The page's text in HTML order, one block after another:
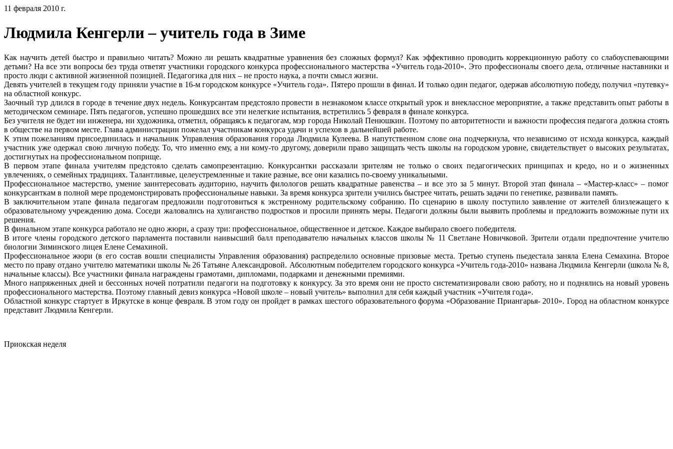
11 февраля 2010 г.
Людмила Кенгерли – учитель года в Зиме
Как научить детей быстро и правильно читать? Можно ли решать квадратные уравнения без сложных формул? Как эффективно проводить коррекционную работу со слабоуспевающими
детьми? На все эти вопросы без труда ответят участники городского конкурса профессионального мастерства «Учитель года-2010». Это профессионалы своего дела, отличные наставники и
просто люди с активной жизненной позицией. Педагогика для них – не просто наука, а почти смысл жизни.
Девять учителей в текущем году приняли участие в 16-м городском конкурсе «Учитель года». Пятеро прошли в финал. И только один педагог, одержав абсолютную победу, получил «путевку»
на областной конкурс.
Заочный тур длился в городе в течение двух недель. Конкурсантам предстояло провести в незнакомом классе открытый урок и внеклассное мероприятие, а также представить опыт работы в
методическом семинаре. Пять педагогов, успешно прошедших все эти нелегкие испытания, встретились 5 февраля в финале конкурса.
Без учителя не будет ни инженера, ни художника, отметил, обращаясь к педагогам, мэр города Николай Пенюшкин. Поэтому по авторитетности и важности профессия педагога должна стоять
в обществе на первом месте. Глава администрации пожелал участникам конкурса удачи и успехов в дальнейшей работе.
К этим пожеланиям присоединилась и начальник Управления образования города Людмила Кулеева. В напутственном слове она подчеркнула, что независимо от исхода конкурса, каждый
участник уже одержал свою личную победу. То, что именно ему, а ни кому-то другому, доверили право защищать честь школы на городском уровне, свидетельствует о высоких результатах,
достигнутых на профессиональном поприще.
В первом этапе финала учителям предстояло сделать самопрезентацию. Конкурсантки рассказали зрителям не только о своих педагогических принципах и кредо, но и о жизненных
увлечениях, о семейных традициях. Талантливые, целеустремленные и такие разные, все они казались по-своему уникальными.
Профессиональное мастерство, умение заинтересовать аудиторию, научить филологов решать квадратные равенства – и все это за 5 минут. Второй этап финала – «Мастер-класс» – помог
конкурсанткам в полной мере продемонстрировать профессиональные навыки. За время конкурса зрители учились быстрее читать, решать задачи по генетике, развивали память.
В заключительном этапе финала педагогам предложили подготовиться к экстренному родительскому собранию. По сценарию в школу поступило заявление от жителей близлежащего к
образовательному учреждению дома. Соседи жаловались на хулиганство подростков и просили принять меры. Педагоги должны были выявить проблемы и предложить возможные пути их
решения.
В финальном этапе конкурса работало не одно жюри, а сразу три: профессиональное, общественное и детское. Каждое выбирало своего победителя.
В итоге члены городского детского парламента поставили наивысший балл преподавателю начальных классов школы № 11 Светлане Новичковой. Зрители отдали предпочтение учителю
биологии Зиминского лицея Елене Семахиной.
Профессиональное жюри (в его состав вошли специалисты Управления образования) распределило основные призовые места. Третью ступень пьедестала заняла Елена Семахина. Второе
место по праву отдано учителю математики школы № 26 Татьяне Александровой. Абсолютным победителем городского конкурса «Учитель года-2010» названа Людмила Кенгерли (школа № 8,
начальные классы). Все участники финала награждены грамотами, дипломами, подарками и денежными премиями.
Много напряженных дней и бессонных ночей потратили педагоги на подготовку к конкурсу. За это время они не просто систематизировали свою работу, но и поднялись на новый уровень
профессионального мастерства. Поэтому главный девиз конкурса «Новой школе – новый учитель» выполнил для себя каждый участник «Учителя года».
Областной конкурс стартует в Иркутске в конце февраля. В этом году он пройдет в рамках шестого образовательного форума «Образование Приангарья- 2010». Город на областном конкурсе
представит Людмила Кенгерли.
Приокская неделя